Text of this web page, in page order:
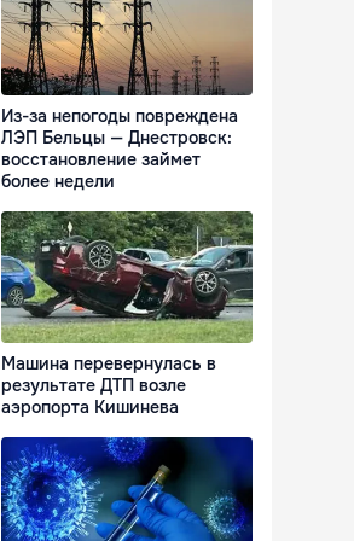
Из-за непогоды повреждена
ЛЭП Бельцы — Днестровск:
восстановление займет
более недели
Машина перевернулась в
результате ДТП возле
аэропорта Кишинева